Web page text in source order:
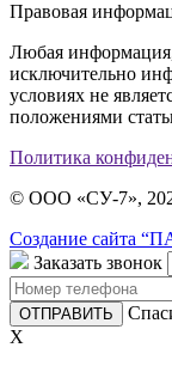
Правовая
Любая информация,
исключительно
условиях не
положениями
Политика
© ООО «СУ-7»,
Создание сайта
Заказать звонок
X